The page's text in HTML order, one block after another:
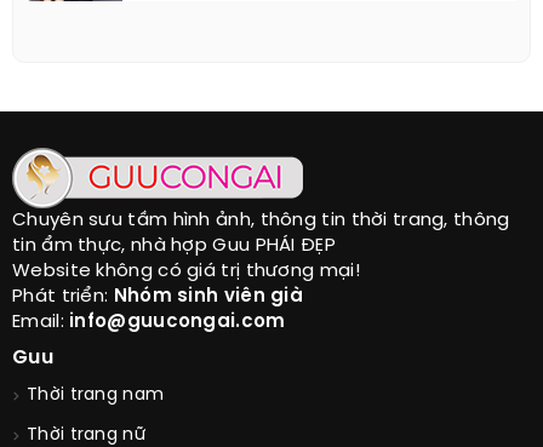
Chuyên sưu tầm hình ảnh, thông tin thời trang, thông
tin ẩm thực, nhà hợp Guu PHÁI ĐẸP
Website không có giá trị thương mại!
Phát triển: Nhóm sinh viên già
Email: info@guucongai.com
Guu
Thời trang nam
Thời trang nữ